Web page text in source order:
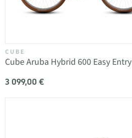
CUBE
Cube Aruba Hybrid 600 Easy Entry
3 099,00 €